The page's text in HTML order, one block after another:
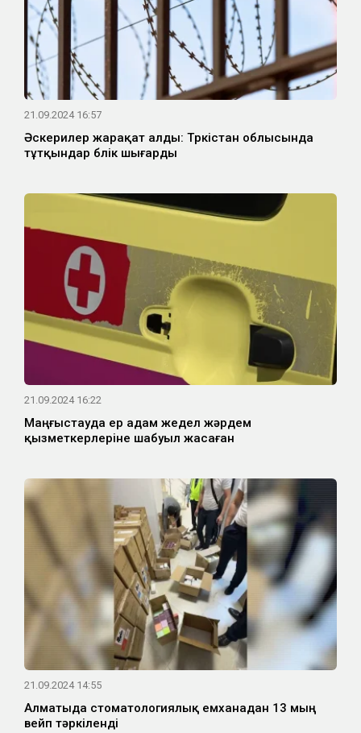
21.09.2024 16:57
Әскерилер жарақат алды: Түркістан облысында
тұтқындар бүлік шығарды
21.09.2024 16:22
Маңғыстауда ер адам жедел жәрдем
қызметкерлеріне шабуыл жасаған
21.09.2024 14:55
Алматыда стоматологиялық емханадан 13 мың
вейп тәркіленді